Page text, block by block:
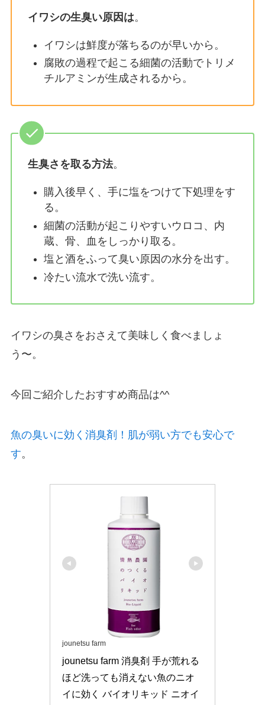
イワシの生臭い原因は。
イワシは鮮度が落ちるのが早いから。
腐敗の過程で起こる細菌の活動でトリメ
チルアミンが生成されるから。
生臭さを取る方法。
購入後早く、手に塩をつけて下処理をす
る。
細菌の活動が起こりやすいウロコ、内
蔵、骨、血をしっかり取る。
塩と酒をふって臭い原因の水分を出す。
冷たい流水で洗い流す。
イワシの臭さをおさえて美味しく食べましょ
う〜。
今回ご紹介したおすすめ商品は^^
魚の臭いに効く消臭剤！肌が弱い方でも安心で
す。
jounetsu farm
jounetsu farm 消臭剤 手が荒れる
ほど洗っても消えない魚のニオ
イに効く バイオリキッド ニオイ